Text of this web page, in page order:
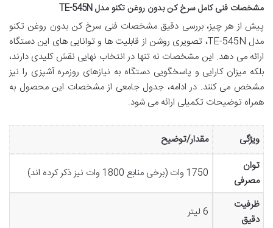
مشخصات فنی کامل سرخ کن بدون روغن تکنو مدل TE-545N
پیش از هر چیز، بررسی دقیق مشخصات فنی سرخ کن بدون روغن تکنو
مدل TE-545N، تصویری روشن از قابلیت ها و توانایی های این دستگاه
ارائه می دهد. این مشخصات نه تنها در انتخاب نهایی نقش کلیدی دارند،
بلکه میزان کارایی و پاسخگویی دستگاه به نیازهای روزمره آشپزی را نیز
مشخص می کنند. در ادامه، جدول جامعی از مشخصات این محصول به
همراه توضیحات تکمیلی ارائه می شود.
ویژگی
مقدار/توضیح
توان
مصرفی
1750 وات (برخی منابع 1800 وات نیز ذکر کرده اند)
ظرفیت
دقیق
6 لیتر